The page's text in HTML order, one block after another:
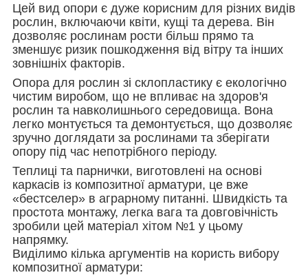
Цей вид опори є дуже корисним для різних видів
рослин, включаючи квіти, кущі та дерева. Він
дозволяє рослинам рости більш прямо та
зменшує ризик пошкодження від вітру та інших
зовнішніх факторів.
Опора для рослин зі склопластику є екологічно
чистим виробом, що не впливає на здоров'я
рослин та навколишнього середовища. Вона
легко монтується та демонтується, що дозволяє
зручно доглядати за рослинами та зберігати
опору під час непотрібного періоду.
Теплиці та парнички, виготовлені на основі
каркасів із композитної арматури, це вже
«бестселер» в аграрному питанні. Швидкість та
простота монтажу, легка вага та довговічність
зробили цей матеріал хітом №1 у цьому
напрямку.
Виділимо кілька аргументів на користь вибору
композитної арматури: